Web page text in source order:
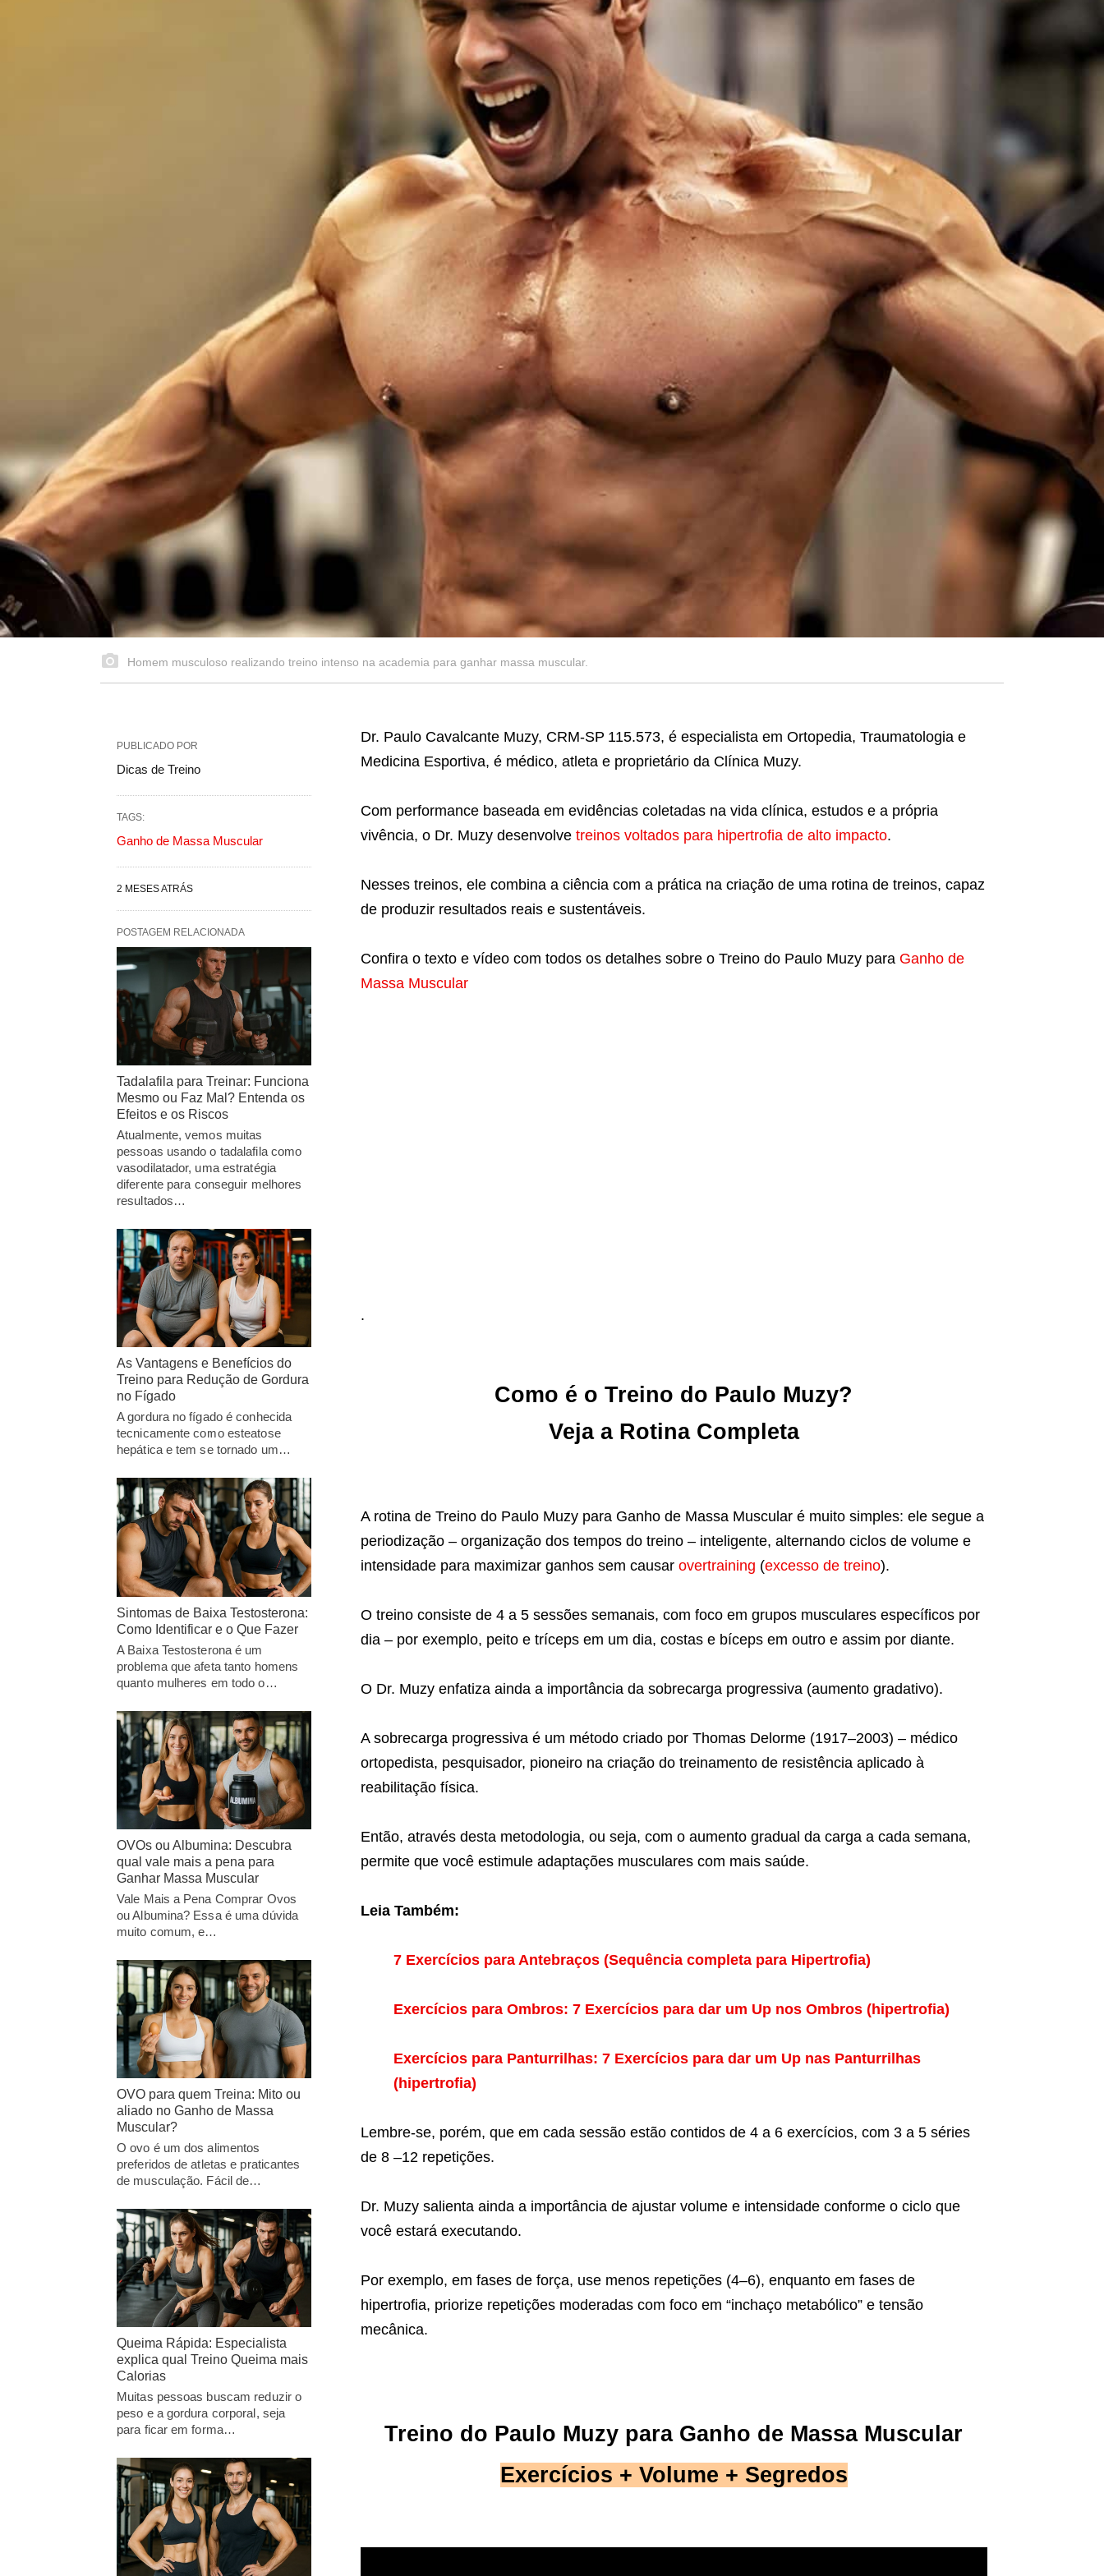
Homem musculoso realizando treino intenso na academia para ganhar massa muscular.
Dr. Paulo Cavalcante Muzy, CRM‑SP 115.573, é especialista em Ortopedia, Traumatologia e
Medicina Esportiva, é médico, atleta e proprietário da Clínica Muzy.
Com performance baseada em evidências coletadas na vida clínica, estudos e a própria
vivência, o Dr. Muzy desenvolve treinos voltados para hipertrofia de alto impacto.
Nesses treinos, ele combina a ciência com a prática na criação de uma rotina de treinos, capaz
de produzir resultados reais e sustentáveis.
Confira o texto e vídeo com todos os detalhes sobre o Treino do Paulo Muzy para Ganho de
Massa Muscular
.
Como é o Treino do Paulo Muzy?
Veja a Rotina Completa
A rotina de Treino do Paulo Muzy para Ganho de Massa Muscular é muito simples: ele segue a
periodização – organização dos tempos do treino – inteligente, alternando ciclos de volume e
intensidade para maximizar ganhos sem causar overtraining (excesso de treino).
O treino consiste de 4 a 5 sessões semanais, com foco em grupos musculares específicos por
dia – por exemplo, peito e tríceps em um dia, costas e bíceps em outro e assim por diante.
O Dr. Muzy enfatiza ainda a importância da sobrecarga progressiva (aumento gradativo).
A sobrecarga progressiva é um método criado por Thomas Delorme (1917–2003) – médico
ortopedista, pesquisador, pioneiro na criação do treinamento de resistência aplicado à
reabilitação física.
Então, através desta metodologia, ou seja, com o aumento gradual da carga a cada semana,
permite que você estimule adaptações musculares com mais saúde.
Leia Também:
7 Exercícios para Antebraços (Sequência completa para Hipertrofia)
Exercícios para Ombros: 7 Exercícios para dar um Up nos Ombros (hipertrofia)
Exercícios para Panturrilhas: 7 Exercícios para dar um Up nas Panturrilhas
(hipertrofia)
Lembre-se, porém, que em cada sessão estão contidos de 4 a 6 exercícios, com 3 a 5 séries
de 8 –12 repetições.
Dr. Muzy salienta ainda a importância de ajustar volume e intensidade conforme o ciclo que
você estará executando.
Por exemplo, em fases de força, use menos repetições (4–6), enquanto em fases de
hipertrofia, priorize repetições moderadas com foco em “inchaço metabólico” e tensão
mecânica.
Treino do Paulo Muzy para Ganho de Massa Muscular
Exercícios + Volume + Segredos
PUBLICADO POR
Dicas de Treino
TAGS:
Ganho de Massa Muscular
2 MESES ATRÁS
POSTAGEM RELACIONADA
Tadalafila para Treinar: Funciona
Mesmo ou Faz Mal? Entenda os
Efeitos e os Riscos
Atualmente, vemos muitas
pessoas usando o tadalafila como
vasodilatador, uma estratégia
diferente para conseguir melhores
resultados…
As Vantagens e Benefícios do
Treino para Redução de Gordura
no Fígado
A gordura no fígado é conhecida
tecnicamente como esteatose
hepática e tem se tornado um…
Sintomas de Baixa Testosterona:
Como Identificar e o Que Fazer
A Baixa Testosterona é um
problema que afeta tanto homens
quanto mulheres em todo o…
OVOs ou Albumina: Descubra
qual vale mais a pena para
Ganhar Massa Muscular
Vale Mais a Pena Comprar Ovos
ou Albumina? Essa é uma dúvida
muito comum, e…
OVO para quem Treina: Mito ou
aliado no Ganho de Massa
Muscular?
O ovo é um dos alimentos
preferidos de atletas e praticantes
de musculação. Fácil de…
Queima Rápida: Especialista
explica qual Treino Queima mais
Calorias
Muitas pessoas buscam reduzir o
peso e a gordura corporal, seja
para ficar em forma…